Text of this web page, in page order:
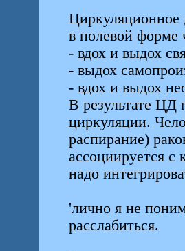
Циркуляционное
в полевой форме
- вдох и выдох
- выдох
- вдох и выдох
В результате ЦД
циркуляции.
распирание)
ассоциируется
надо
'лично я не
расслабиться.